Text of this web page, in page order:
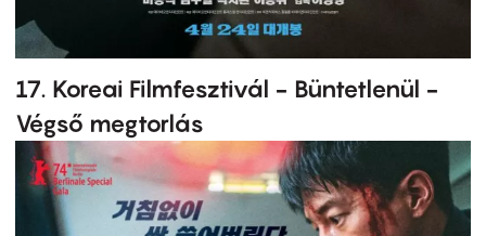
17. Koreai Filmfesztivál - Büntetlenül -
Végső megtorlás